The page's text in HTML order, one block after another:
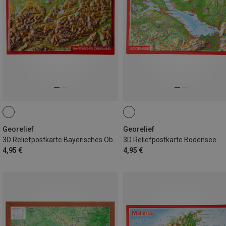
Georelief
3D Reliefpostkarte Bayerisches Oberland
4,95 €
Georelief
3D Reliefpostkarte Bodensee
4,95 €